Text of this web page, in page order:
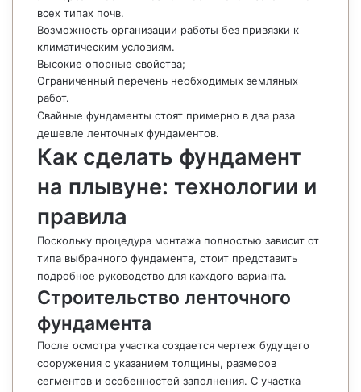
всех типах почв.
Возможность организации работы без привязки к
климатическим условиям.
Высокие опорные свойства;
Ограниченный перечень необходимых земляных
работ.
Свайные фундаменты стоят примерно в два раза
дешевле ленточных фундаментов.
Как сделать фундамент
на плывуне: технологии и
правила
Поскольку процедура монтажа полностью зависит от
типа выбранного фундамента, стоит представить
подробное руководство для каждого варианта.
Строительство ленточного
фундамента
После осмотра участка создается чертеж будущего
сооружения с указанием толщины, размеров
сегментов и особенностей заполнения. С участка